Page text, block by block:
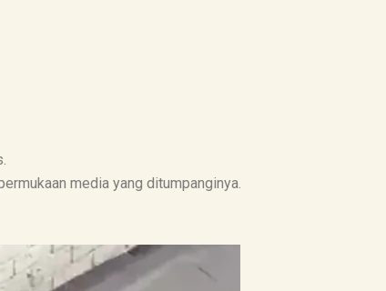
media yang ditumpanginya.